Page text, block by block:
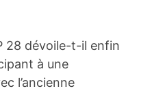
28 dévoile-t-il enfin
à une
l’ancienne